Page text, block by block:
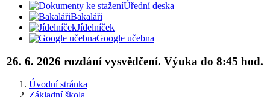
Úřední deska
Bakaláři
Jídelníček
Google učebna
26. 6. 2026 rozdání vysvědčení. Výuka do 8:45 hod.
Úvodní stránka